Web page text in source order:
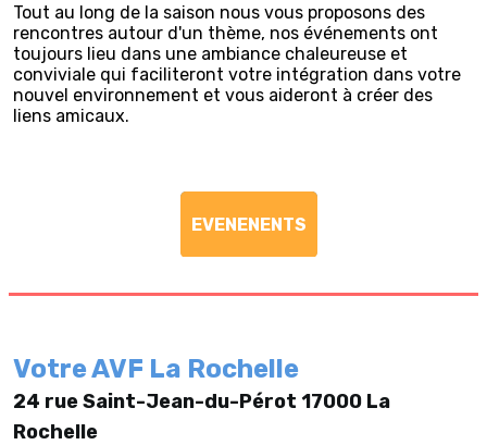
Tout au long de la saison nous vous proposons des
rencontres autour d'un thème, nos événements ont
toujours lieu dans une ambiance chaleureuse et
conviviale qui faciliteront votre intégration dans votre
nouvel environnement et vous aideront à créer des
liens amicaux.
EVENENENTS
Votre AVF La Rochelle
24 rue Saint-Jean-du-Pérot 17000 La
Rochelle